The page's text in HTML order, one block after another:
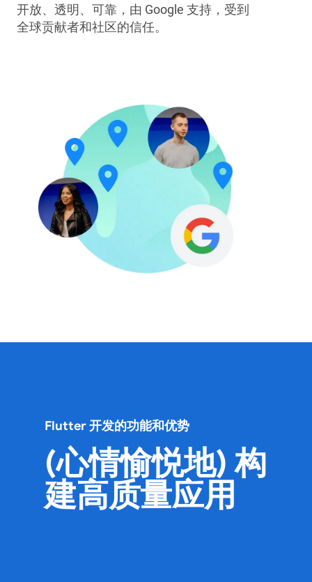
开放、透明、可靠，由 Google 支持，受到
全球贡献者和社区的信任。
Flutter 开发的功能和优势
(心情愉悦地) 构
建高质量应用